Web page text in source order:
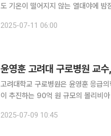
도 기온이 떨어지지 않는 열대야에 밤
2025-07-11 06:00
윤영훈 고려대 구로병원 교
고려대학교 구로병원은 윤영훈 응급
이 추진하는 90억 원 규모의 볼리비
9일 밝혔다. 이번 사업은 2028년
2025-07-09 10:45